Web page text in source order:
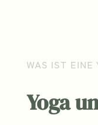
WAS IST EINE
Yoga